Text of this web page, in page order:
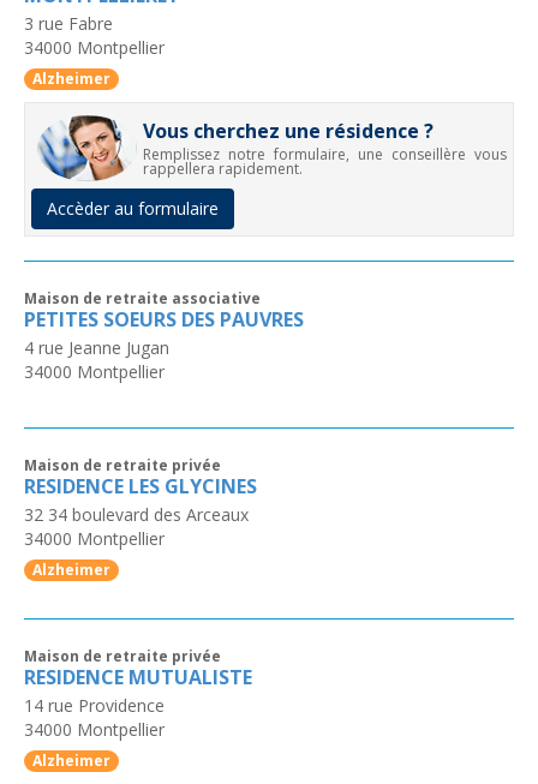
3 rue Fabre
34000 Montpellier
Alzheimer
Vous cherchez une résidence ?
Remplissez notre formulaire, une conseillère vous
rappellera rapidement.
Accèder au formulaire
Maison de retraite associative
PETITES SOEURS DES PAUVRES
4 rue Jeanne Jugan
34000 Montpellier
Maison de retraite privée
RESIDENCE LES GLYCINES
32 34 boulevard des Arceaux
34000 Montpellier
Alzheimer
Maison de retraite privée
RESIDENCE MUTUALISTE
14 rue Providence
34000 Montpellier
Alzheimer